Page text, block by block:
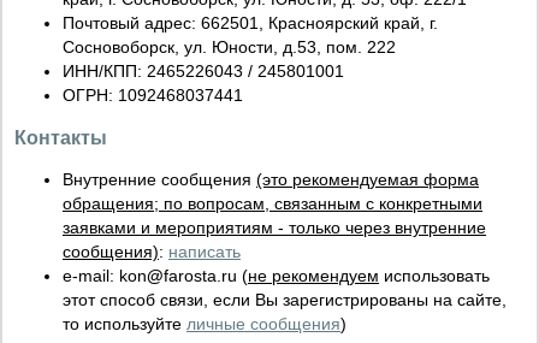
Почтовый адрес: 662501, Красноярский край, г.
Сосновоборск, ул. Юности, д.53, пом. 222
ИНН/КПП: 2465226043 / 245801001
ОГРН: 1092468037441
Контакты
Внутренние сообщения (это рекомендуемая форма
обращения; по вопросам, связанным с конкретными
заявками и мероприятиям - только через внутренние
сообщения): написать
e-mail: kon@farosta.ru (не рекомендуем использовать
этот способ связи, если Вы зарегистрированы на сайте,
то используйте личные сообщения)